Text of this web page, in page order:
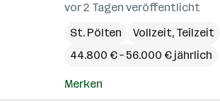
vor 2 Tagen veröffentlicht
St. Pölten
Vollzeit, Teilzeit
44.800 € – 56.000 € jährlich
Merken